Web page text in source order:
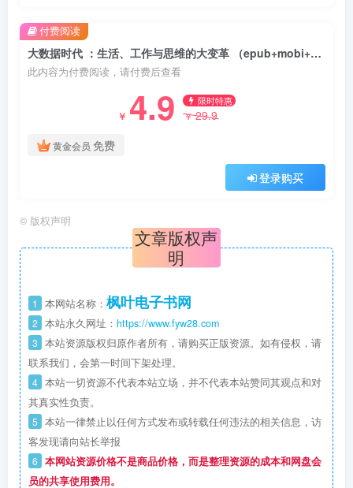
大数据时代 ：生活、工作与思维的大变革 （epub+mobi+azw3+pdf）
此内容为付费阅读，请付费后查看
￥ 4.9 限时特惠
￥29.9
黄金会员 免费
登录购买
付费阅读
© 版权声明
文章版权声
明
1 本网站名称： 枫叶电子书网
2 本站永久网址： https://www.fyw28.com
3 本站资源版权归原作者所有，请购买正版资源。如有侵权，请
联系我们，会第一时间下架处理。
4 本站一切资源不代表本站立场，并不代表本站赞同其观点和对
其真实性负责。
5 本站一律禁止以任何方式发布或转载任何违法的相关信息，访
客发现请向站长举报
6 本网站资源价格不是商品价格，而是整理资源的成本和网盘会
员的共享使用费用。